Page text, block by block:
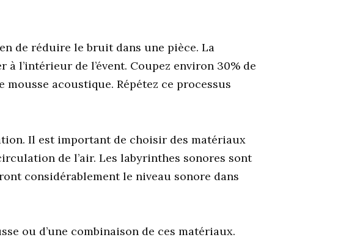
de réduire le bruit dans une pièce. La
l’intérieur de l’évent. Coupez environ 30% de
acoustique. Répétez ce processus
Il est important de choisir des matériaux
de l’air. Les labyrinthes sonores sont
considérablement le niveau sonore dans
ou d’une combinaison de ces matériaux.